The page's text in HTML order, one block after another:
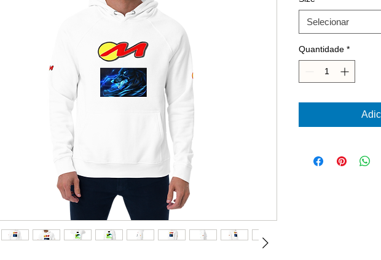
Selecionar
Quantidade *